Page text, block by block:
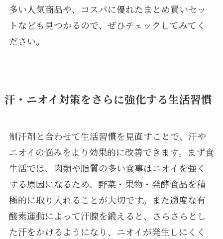
多い人気商品や、コスパに優れたまとめ買いセッ
トなども見つかるので、ぜひチェックしてみてく
ださい。
汗・ニオイ対策をさらに強化する生活習慣
制汗剤と合わせて生活習慣を見直すことで、汗や
ニオイの悩みをより効果的に改善できます。まず食
生活では、肉類や脂質の多い食事はニオイを強く
する原因になるため、野菜・果物・発酵食品を積
極的に取り入れることが大切です。また適度な有
酸素運動によって汗腺を鍛えると、さらさらとし
た汗をかけるようになり、ニオイが発生しにくく